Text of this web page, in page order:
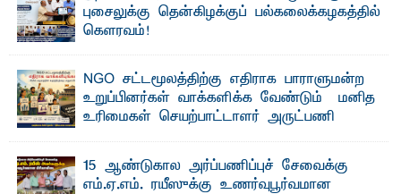
புசைலுக்கு தென்கிழக்குப் பல்கலைக்கழகத்தில்
கௌரவம்!
NGO சட்டமூலத்திற்கு எதிராக பாராளுமன்ற
உறுப்பினர்கள் வாக்களிக்க வேண்டும் – மனித
உரிமைகள் செயற்பாட்டாளர் அருட்பணி
ஜே. எப். காமிலா பேகம்- இ லங்கை அரசாங்கம் அரசுசாரா
அமைப்புகள் (NGO) தொடர்பான புதிய சட்டமூலத்தை ...
15 ஆண்டுகால அர்ப்பணிப்புச் சேவைக்கு
எம்.ஏ.எம். ரயீஸுக்கு உணர்வுபூர்வமான